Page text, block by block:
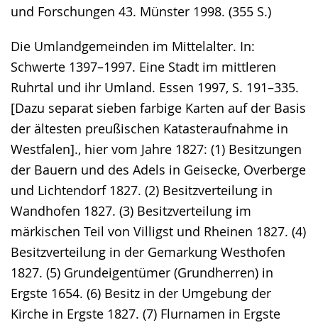
und Forschungen 43. Münster 1998. (355 S.)
Die Umlandgemeinden im Mittelalter. In:
Schwerte 1397–1997. Eine Stadt im mittleren
Ruhrtal und ihr Umland. Essen 1997, S. 191–335.
[Dazu separat sieben farbige Karten auf der Basis
der ältesten preußischen Katasteraufnahme in
Westfalen]., hier vom Jahre 1827: (1) Besitzungen
der Bauern und des Adels in Geisecke, Overberge
und Lichtendorf 1827. (2) Besitzverteilung in
Wandhofen 1827. (3) Besitzverteilung im
märkischen Teil von Villigst und Rheinen 1827. (4)
Besitzverteilung in der Gemarkung Westhofen
1827. (5) Grundeigentümer (Grundherren) in
Ergste 1654. (6) Besitz in der Umgebung der
Kirche in Ergste 1827. (7) Flurnamen in Ergste